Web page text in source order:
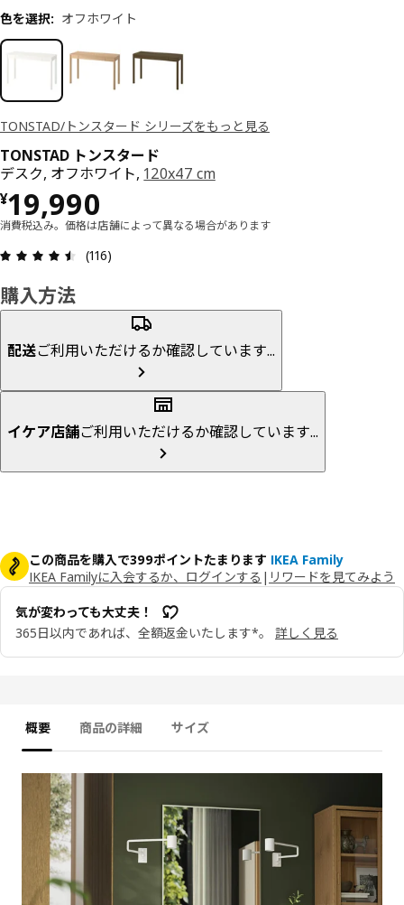
TONSTAD/トンスタード シリーズをもっと見る
TONSTAD トンスタード
デスク, オフホワイト, 120x47 cm
¥19,990
価格 ¥ 19990
消費税込み。価格は店舗によって異なる場合があります
(116)
色を選択: オフホワイト
購入方法
配送ご利用いただけるか確認しています...
イケア店舗ご利用いただけるか確認しています...
この商品を購入で399ポイントたまります IKEA Family
IKEA Familyに入会するか、ログインする | リワードを見てみよう
気が変わっても大丈夫！
365日以内であれば、全額返金いたします*。
詳しく見る
概要 商品の詳細 サイズ